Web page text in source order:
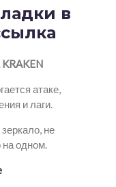
в
атаке,
и лаги.
не
на одном.